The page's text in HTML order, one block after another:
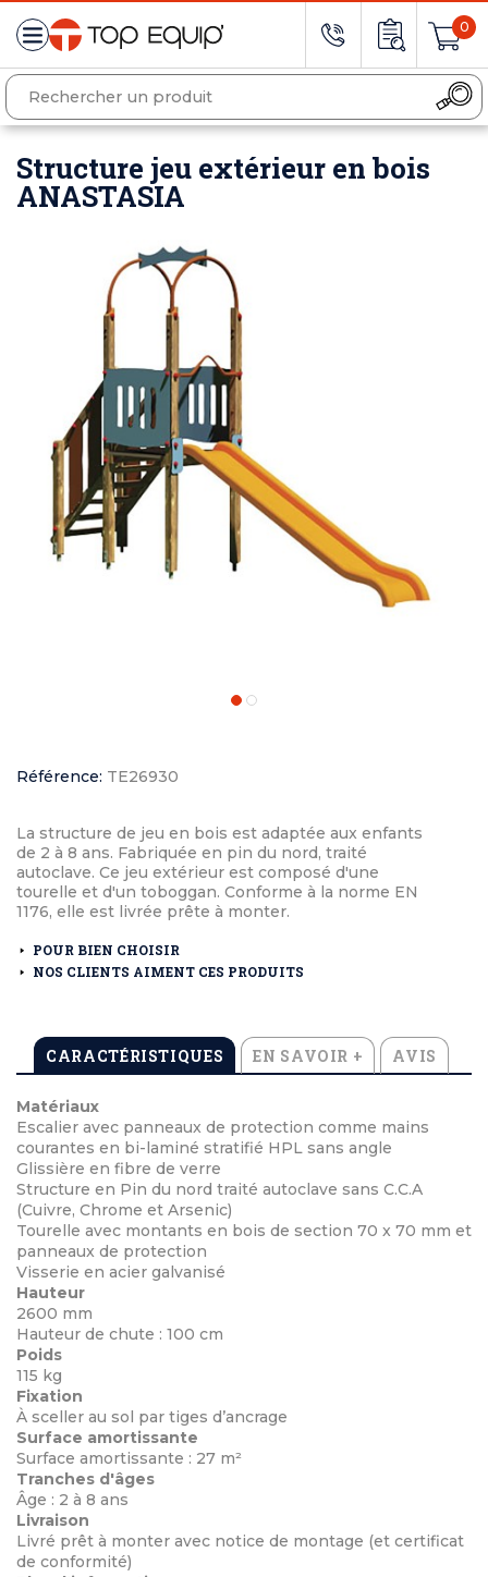
0
Structure jeu extérieur en bois
ANASTASIA
Référence: TE26930
La structure de jeu en bois est adaptée aux enfants
de 2 à 8 ans. Fabriquée en pin du nord, traité
autoclave. Ce jeu extérieur est composé d'une
tourelle et d'un toboggan. Conforme à la norme EN
1176, elle est livrée prête à monter.
POUR BIEN CHOISIR
NOS CLIENTS AIMENT CES PRODUITS
CARACTÉRISTIQUES EN SAVOIR + AVIS
Matériaux
Escalier avec panneaux de protection comme mains
courantes en bi-laminé stratifié HPL sans angle
Glissière en fibre de verre
Structure en Pin du nord traité autoclave sans C.C.A
(Cuivre, Chrome et Arsenic)
Tourelle avec montants en bois de section 70 x 70 mm et
panneaux de protection
Visserie en acier galvanisé
Hauteur
2600 mm
Hauteur de chute : 100 cm
Poids
115 kg
Fixation
À sceller au sol par tiges d’ancrage
Surface amortissante
Surface amortissante : 27 m²
Tranches d'âges
Âge : 2 à 8 ans
Livraison
Livré prêt à monter avec notice de montage (et certificat
de conformité)